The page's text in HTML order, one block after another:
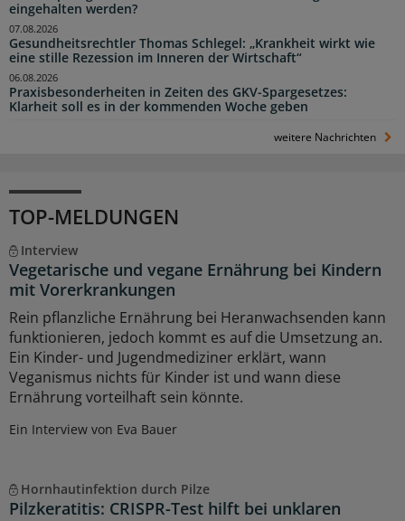
eingehalten werden?
Gesundheitsrechtler Thomas Schlegel: „Krankheit wirkt wie
eine stille Rezession im Inneren der Wirtschaft“
07.08.2026
Praxisbesonderheiten in Zeiten des GKV-Spargesetzes:
Klarheit soll es in der kommenden Woche geben
06.08.2026
weitere Nachrichten
TOP-MELDUNGEN
Interview
Vegetarische und vegane Ernährung bei Kindern
mit Vorerkrankungen
Rein pflanzliche Ernährung bei Heranwachsenden kann
funktionieren, jedoch kommt es auf die Umsetzung an.
Ein Kinder- und Jugendmediziner erklärt, wann
Veganismus nichts für Kinder ist und wann diese
Ernährung vorteilhaft sein könnte.
Ein Interview von Eva Bauer
Hornhautinfektion durch Pilze
Pilzkeratitis: CRISPR-Test hilft bei unklaren